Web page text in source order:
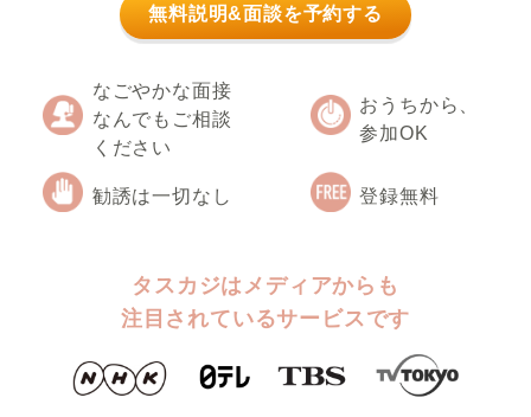
無料説明&面談を予約する
なごやかな面接
なんでもご相談
ください
おうちから、
参加OK
勧誘は一切なし 登録無料
タスカジはメディアからも
注目されているサービスです